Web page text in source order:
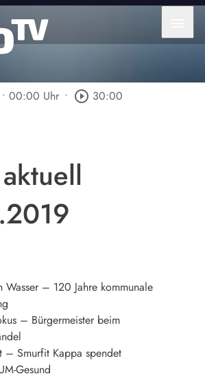
• 00:00 Uhr • play_circle_outline 30:00
Wasser – 120 Jahre kommunale
– Bürgermeister beim
– Smurfit Kappa spendet
Gesund